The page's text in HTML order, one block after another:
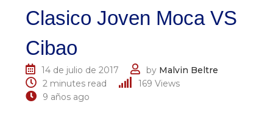
Clasico Joven Moca VS
Cibao
14 de julio de 2017 by Malvin Beltre
2 minutes read
169 Views
9 años ago